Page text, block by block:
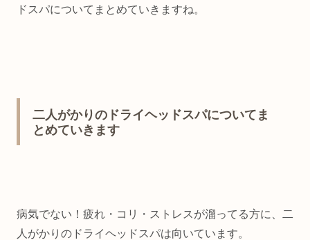
ドスパについてまとめていきますね。
二人がかりのドライヘッドスパについてま
とめていきます
病気でない！疲れ・コリ・ストレスが溜ってる方に、二
人がかりのドライヘッドスパは向いています。